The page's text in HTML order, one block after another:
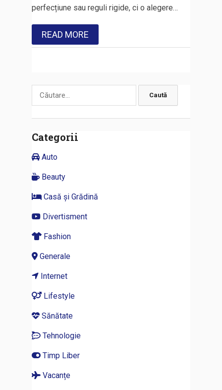
perfecțiune sau reguli rigide, ci o alegere…
READ MORE
Caută
după:
Categorii
Auto
Beauty
Casă și Grădină
Divertisment
Fashion
Generale
Internet
Lifestyle
Sănătate
Tehnologie
Timp Liber
Vacanțe